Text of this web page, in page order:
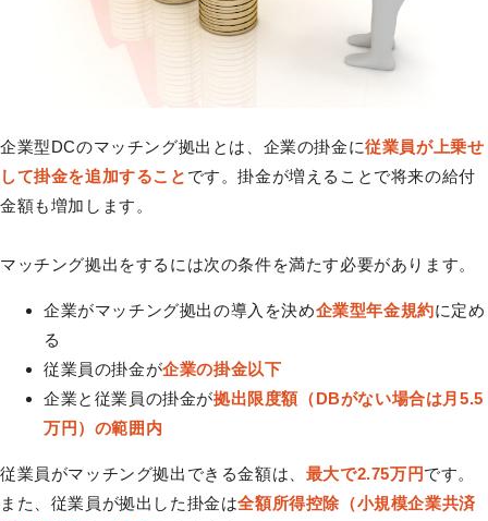
企業型DCのマッチング拠出とは、企業の掛金に従業員が上乗せ
して掛金を追加すること です。掛金が増えることで将来の給付
金額も増加します。
マッチング拠出をするには次の条件を満たす必要があります。
企業がマッチング拠出の導入を決め企業型年金規約に定め
る
従業員の掛金が企業の掛金以下
企業と従業員の掛金が拠出限度額（DBがない場合は月5.5
万円）の範囲内
従業員がマッチング拠出できる金額は、 最大で2.75万円です。
また、従業員が拠出した掛金は全額所得控除（小規模企業共済